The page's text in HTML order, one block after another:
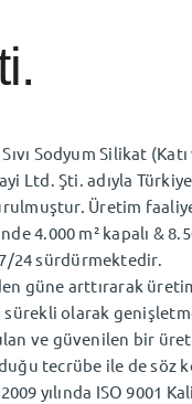
Sodyum Silikat
Ltd. Şti. adıyla
Üretim
4.000 m² kapalı &
24 sürdürmektedir.
güne arttırarak
sürekli olarak
ve güvenilen bir
tecrübe ile de söz
yılında ISO 9001